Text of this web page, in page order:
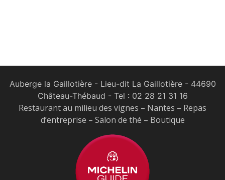
Auberge la Gaillotière - Lieu-dit La Gaillotière - 44690
Château-Thébaud - Tel : 02 28 21 31 16
Restaurant au milieu des vignes – Nantes – Repas
d’entreprise – Salon de thé – Boutique